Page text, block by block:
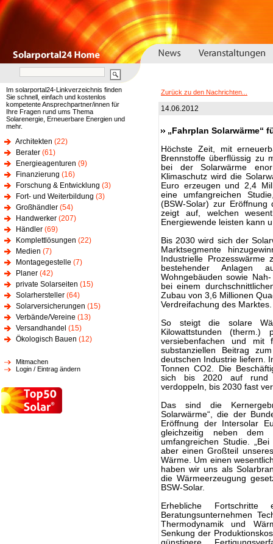
Im solarportal24-Linkverzeichnis finden
Sie schnell, einfach und kostenlos
kompetente Ansprechpartner/innen für
Ihre Fragen rund ums Thema
Solarenergie, Erneuerbare Energien und
mehr.
Architekten (22)
Berater (61)
Energieagenturen (9)
Finanzierung (16)
Forschung & Entwicklung (3)
Fort- und Weiterbildung (3)
Großhändler (54)
Handwerker (207)
Händler (69)
Komplettlösungen (22)
Medien (7)
Montagegestelle (7)
Planer (42)
private Solarseiten (15)
Solarhersteller (64)
Solarversicherungen (15)
Verbände/Vereine (13)
Versandhandel (15)
Ökologisch Bauen (12)
Mitmachen
Login / Eintrag ändern
Zurück zu den Nachrichten...
14.06.2012
„Fahrplan Solarwärme“
Höchste Zeit, mit
Brennstoffe überflüssig zu
bei der Solarwärme
Klimaschutz wird die
Euro erzeugen und 2,4
eine umfangreichen
(BSW-Solar) zur
zeigt auf, welchen
Energiewende leisten kann
Bis 2030 wird sich der
Marktsegmente
Industrielle
bestehender Anlagen
Wohngebäuden sowie
bei einem
Zubau von 3,6 Millionen
Verdreifachung des Marktes.
So steigt die solare
Kilowattstunden
versiebenfachen und mit
substanziellen Beitrag
deutschen Industrie liefern.
Tonnen CO2. Die
sich bis 2020 auf rund
verdoppeln, bis 2030 fast
Das sind die
Solarwärme“, die der
Eröffnung der Intersolar
gleichzeitig neben dem
umfangreichen Studie.
aber einen Großteil
Wärme. Um einen
haben wir uns als
die Wärmeerzeugung
BSW-Solar.
Erhebliche
Beratungsunternehmen
Thermodynamik und
Senkung der